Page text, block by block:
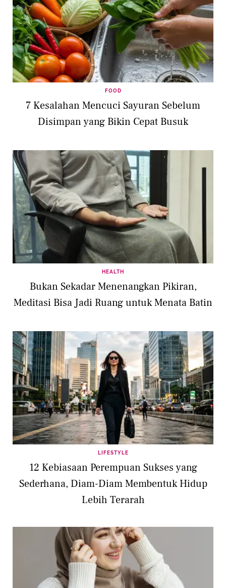
FOOD
7 Kesalahan Mencuci Sayuran Sebelum
Disimpan yang Bikin Cepat Busuk
HEALTH
Bukan Sekadar Menenangkan Pikiran,
Meditasi Bisa Jadi Ruang untuk Menata Batin
LIFESTYLE
12 Kebiasaan Perempuan Sukses yang
Sederhana, Diam-Diam Membentuk Hidup
Lebih Terarah